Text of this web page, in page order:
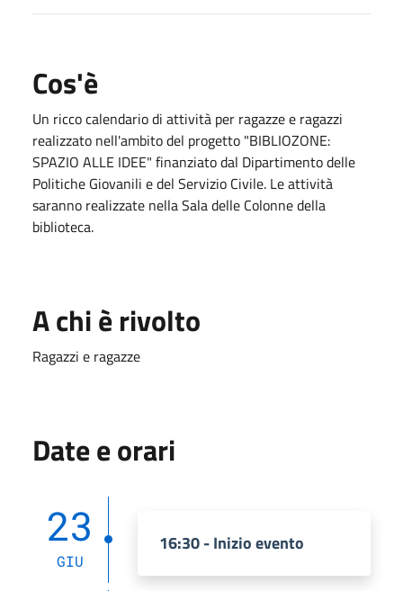
Cos'è
Un ricco calendario di attività per ragazze e ragazzi
realizzato nell'ambito del progetto "BIBLIOZONE:
SPAZIO ALLE IDEE" finanziato dal Dipartimento delle
Politiche Giovanili e del Servizio Civile. Le attività
saranno realizzate nella Sala delle Colonne della
biblioteca.
A chi è rivolto
Ragazzi e ragazze
Date e orari
23
GIU
16:30 - Inizio evento